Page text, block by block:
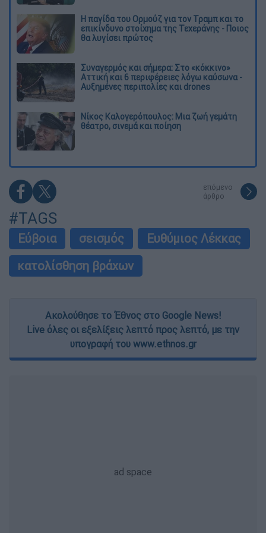
Η παγίδα του Ορμούζ για τον Τραμπ και το
επικίνδυνο στοίχημα της Τεχεράνης - Ποιος
θα λυγίσει πρώτος
Συναγερμός και σήμερα: Στο «κόκκινο»
Αττική και 6 περιφέρειες λόγω καύσωνα -
Αυξημένες περιπολίες και drones
Νίκος Καλογερόπουλος: Μια ζωή γεμάτη
θέατρο, σινεμά και ποίηση
επόμενο
άρθρο
#TAGS
Εύβοια σεισμός
Ευθύμιος Λέκκας
κατολίσθηση βράχων
Ακολούθησε το Έθνος στο Google News!
Live όλες οι εξελίξεις λεπτό προς λεπτό, με την
υπογραφή του www.ethnos.gr